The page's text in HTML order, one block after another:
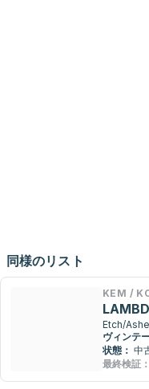
同様のリスト
KEM /
Etch/
ヴィンテ
状態： 中
最終検証：